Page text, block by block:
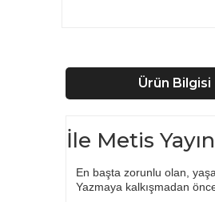
Ürün Bilgisi
İle Metis
En başta zorunlu olan,
Yazmaya kalkışmadan